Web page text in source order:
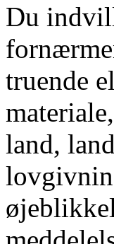
Du
truende
land,